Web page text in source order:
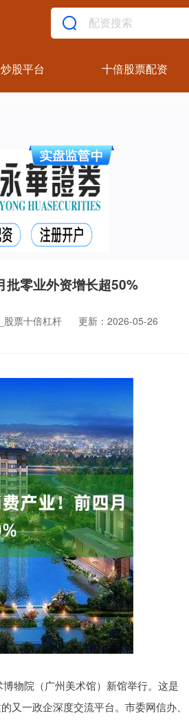
股平台 十倍股票配资
批零业外资增长超50%
股票十倍杠杆
更新：2026-05-26
物院（广州美术馆）新馆举行。这是
又一政企深度交流平台。市委网信办、